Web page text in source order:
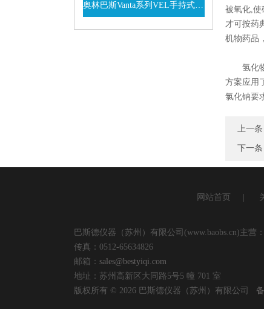
奥林巴斯Vanta系列VEL手持式XRF光谱仪
查看详情
被氧化,使
才可按药
机物药品
氢化物
方案应用
氯化钠要
上一条
下一条
网站首页
巴斯德仪器（苏州）有限公司(www.baobs.cn)主营：
传真：0512-65634826
邮箱： sales@bestyiqi.com
地址：苏州高新区大同路5号5 幢 701 室
版权所有 © 2026 巴斯德仪器（苏州）有限公司